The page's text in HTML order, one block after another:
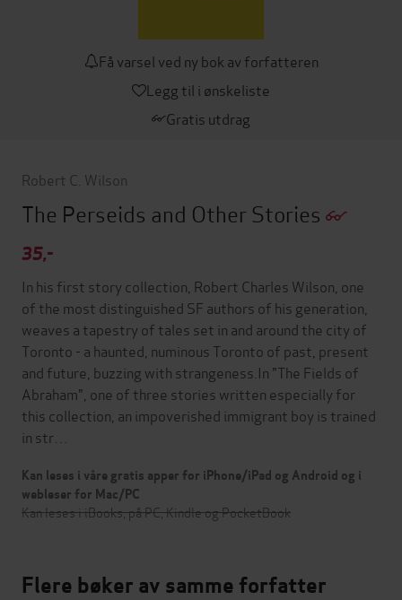
Få varsel ved ny bok av forfatteren
Legg til i ønskeliste
Gratis utdrag
Robert C. Wilson
The Perseids and Other Stories
35,-
In his first story collection, Robert Charles Wilson, one
of the most distinguished SF authors of his generation,
weaves a tapestry of tales set in and around the city of
Toronto - a haunted, numinous Toronto of past, present
and future, buzzing with strangeness.In "The Fields of
Abraham", one of three stories written especially for
this collection, an impoverished immigrant boy is trained
in str…
Kan leses i våre gratis apper for iPhone/iPad og Android og i
webleser for Mac/PC
Kan leses i iBooks, på PC, Kindle og PocketBook
Flere bøker av samme forfatter